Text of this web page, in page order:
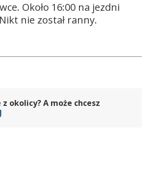
Około 16:00 na jezdni
nie został ranny.
okolicy? A może chcesz